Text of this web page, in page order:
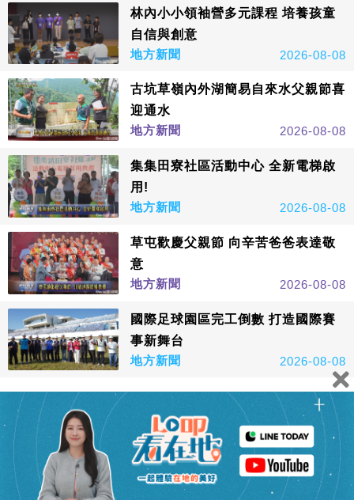
林內小小領袖營多元課程 培養孩童
自信與創意
地方新聞
2026-08-08
古坑草嶺內外湖簡易自來水父親節喜
迎通水
地方新聞
2026-08-08
集集田寮社區活動中心 全新電梯啟
用!
地方新聞
2026-08-08
草屯歡慶父親節 向辛苦爸爸表達敬
意
地方新聞
2026-08-08
國際足球園區完工倒數 打造國際賽
事新舞台
地方新聞
2026-08-08
鑫傳國際多媒體科技股份有限公司版權所有，非經授權，請
勿轉載本網站內容 © All Rights Reserved.